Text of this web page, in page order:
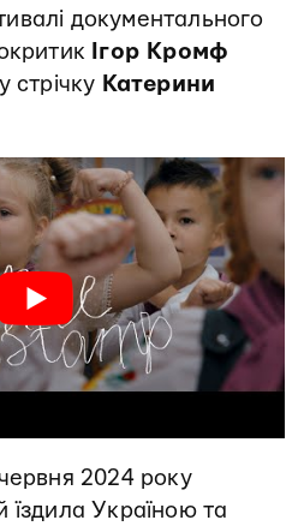
документального
Ігор Кромф
стрічку Катерини
2024 року
їздила Україною та